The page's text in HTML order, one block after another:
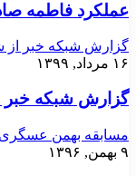
عملکرد فاطمه
گزارش شبکه خبر از
۱۶ مرداد, ۱۳۹۹
گزارش شبکه خبر
مسابقه بهمن عسگری در
۹ بهمن, ۱۳۹۶